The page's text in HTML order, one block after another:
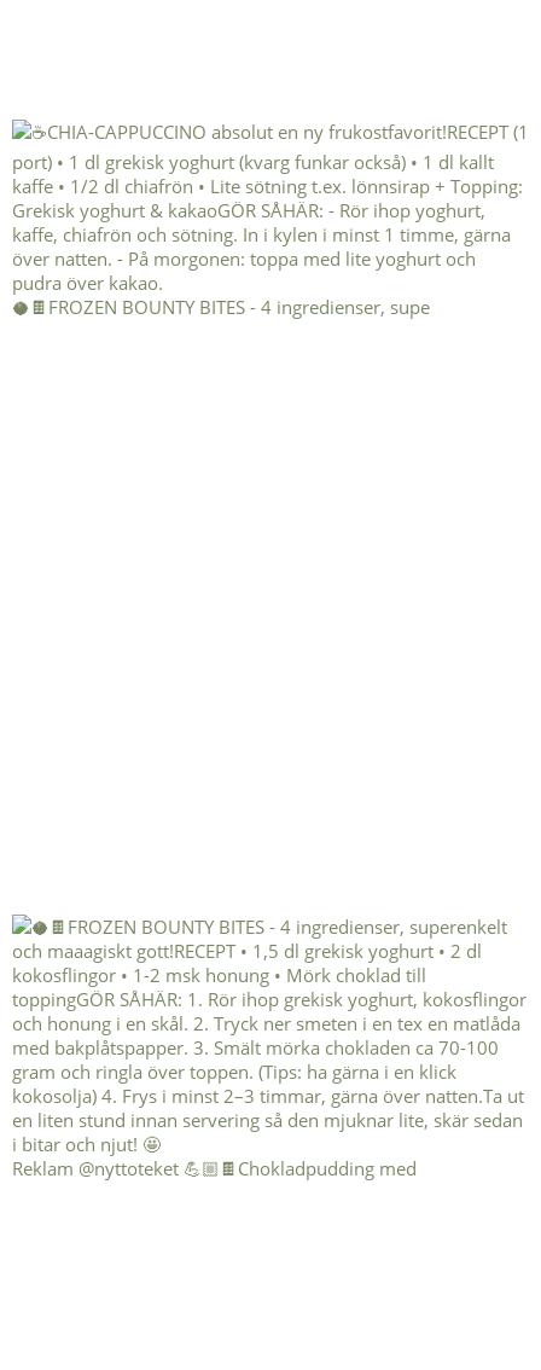
🥥🍫FROZEN BOUNTY BITES - 4 ingredienser, supe
Reklam @nyttoteket 💪🏼🍫Chokladpudding med